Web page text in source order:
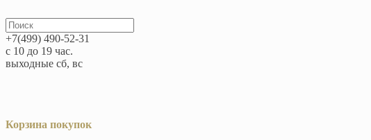
+7(499) 490-52-31
с 10 до 19 час.
выходные сб, вс
Корзина покупок